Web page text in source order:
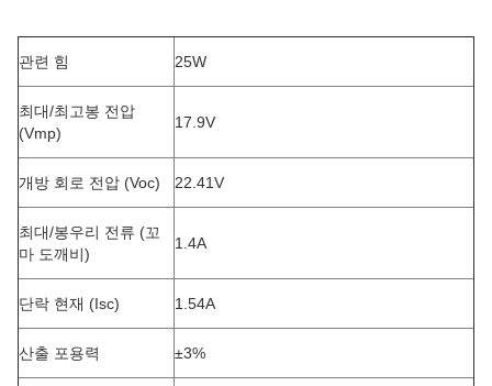
관련 힘 25W
최대/최고봉 전압
(Vmp)
17.9V
개방 회로 전압 (Voc) 22.41V
최대/봉우리 전류 (꼬
마 도깨비)
1.4A
단락 현재 (Isc) 1.54A
산출 포용력 ±3%